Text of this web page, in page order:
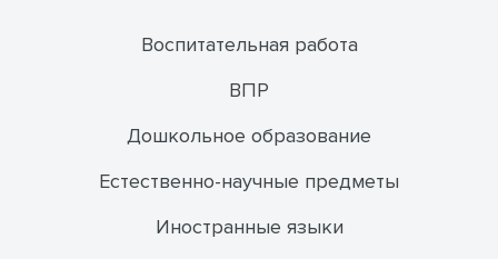
Воспитательная работа
ВПР
Дошкольное образование
Естественно-научные предметы
Иностранные языки